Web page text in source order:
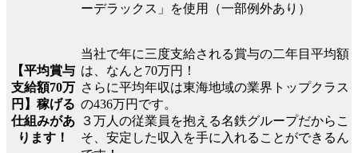
ーデラックス」を使用（一部例外あり）
【平均賞与
支給額70万
円】稼げる
仕組みがあ
ります！
当社で年に三度支給される賞与の二年目平均額
は、なんと70万円！
さらに平均年収は東海地域の業界トップクラス
の436万円です。
３万人の従業員を抱える名鉄グループだからこ
そ、安定した収入を手に入れることができるん